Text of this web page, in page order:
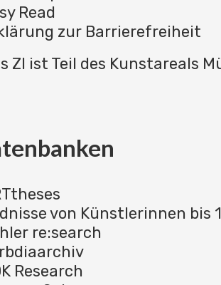
Read
zur Barrierefreiheit
ZI ist Teil des Kunstareals
von Künstlerinnen bis
re:search
Research